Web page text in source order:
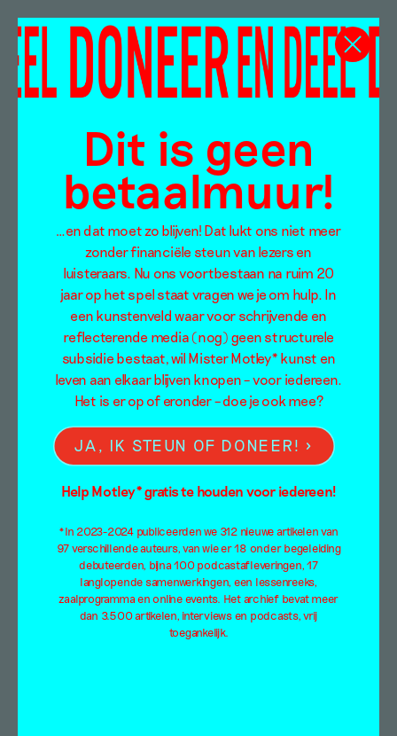
Dit is geen
betaalmuur!
…en dat moet zo blijven! Dat lukt ons niet meer
zonder financiële steun van lezers en
luisteraars. Nu ons voortbestaan na ruim 20
jaar op het spel staat vragen we je om hulp. In
een kunstenveld waar voor schrijvende en
reflecterende media (nog) geen structurele
subsidie bestaat, wil Mister Motley* kunst en
leven aan elkaar blijven knopen – voor iedereen.
Het is er op of eronder – doe je ook mee?
JA, IK STEUN OF DONEER!
Help Motley* gratis te houden voor iedereen!
*In 2023-2024 publiceerden we 312 nieuwe artikelen van
97 verschillende auteurs, van wie er 18 onder begeleiding
debuteerden, bijna 100 podcastafleveringen, 17
langlopende samenwerkingen, een lessenreeks,
zaalprogramma en online events. Het archief bevat meer
dan 3.500 artikelen, interviews en podcasts, vrij
toegankelijk.